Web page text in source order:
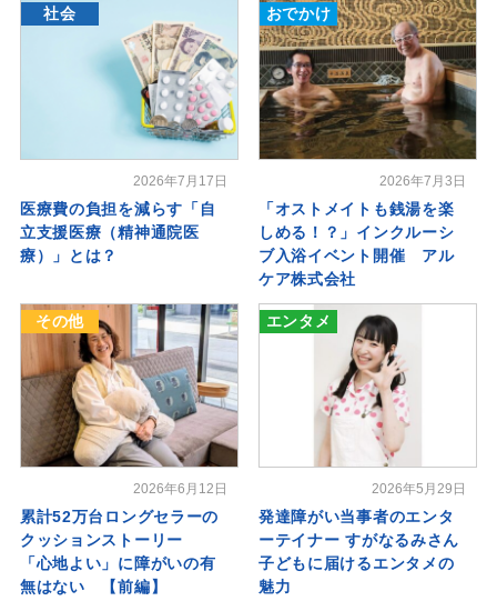
社会
2026年7月17日
医療費の負担を減らす「自
立支援医療（精神通院医
療）」とは？
おでかけ
2026年7月3日
「オストメイトも銭湯を楽
しめる！？」インクルーシ
ブ入浴イベント開催 アル
ケア株式会社
その他
2026年6月12日
累計52万台ロングセラーの
クッションストーリー
「心地よい」に障がいの有
無はない 【前編】
エンタメ
2026年5月29日
発達障がい当事者のエンタ
ーテイナー すがなるみさん
子どもに届けるエンタメの
魅力